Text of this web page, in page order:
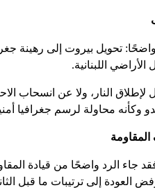
تحويل بيروت إلى رهينة
اللبنانية.
النار، ولا عن انسحاب
وكأنه محاولة لرسم جغرافيا
جاء الرد واضحًا من قيادة
العودة إلى ترتيبات ما قبل